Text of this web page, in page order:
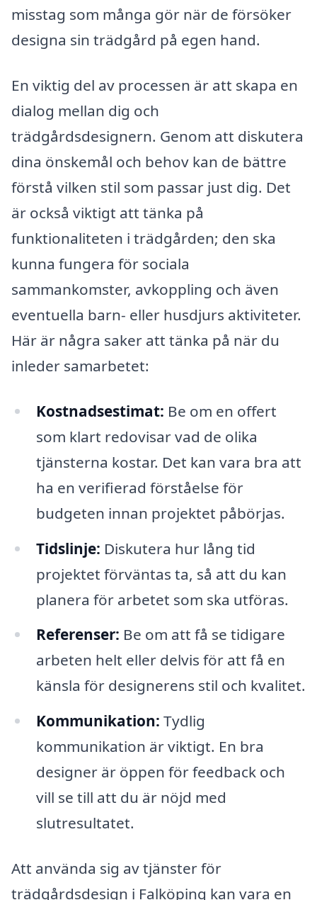
misstag som många gör när de försöker
designa sin trädgård på egen hand.
En viktig del av processen är att skapa en
dialog mellan dig och
trädgårdsdesignern. Genom att diskutera
dina önskemål och behov kan de bättre
förstå vilken stil som passar just dig. Det
är också viktigt att tänka på
funktionaliteten i trädgården; den ska
kunna fungera för sociala
sammankomster, avkoppling och även
eventuella barn- eller husdjurs aktiviteter.
Här är några saker att tänka på när du
inleder samarbetet:
Kostnadsestimat: Be om en offert
som klart redovisar vad de olika
tjänsterna kostar. Det kan vara bra att
ha en verifierad förståelse för
budgeten innan projektet påbörjas.
Tidslinje: Diskutera hur lång tid
projektet förväntas ta, så att du kan
planera för arbetet som ska utföras.
Referenser: Be om att få se tidigare
arbeten helt eller delvis för att få en
känsla för designerens stil och kvalitet.
Kommunikation: Tydlig
kommunikation är viktigt. En bra
designer är öppen för feedback och
vill se till att du är nöjd med
slutresultatet.
Att använda sig av tjänster för
trädgårdsdesign i Falköping kan vara en